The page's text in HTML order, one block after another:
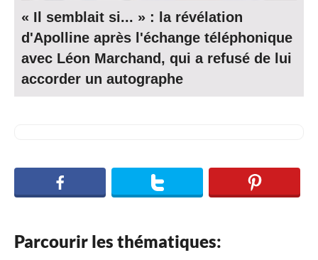
« Il semblait si... » : la révélation
d'Apolline après l'échange téléphonique
avec Léon Marchand, qui a refusé de lui
accorder un autographe
Parcourir les thématiques: